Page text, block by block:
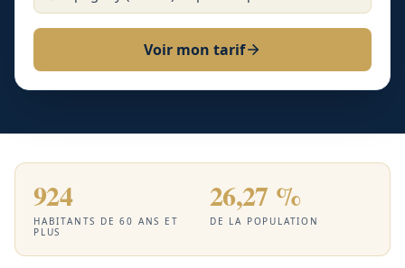
Voir mon tarif
924
HABITANTS DE 60 ANS ET
PLUS
26,27 %
DE LA POPULATION